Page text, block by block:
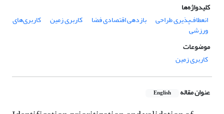
کلیدواژه‌ها
انعطاف‌پذیری طراحی
بازدهی اقتصادی فضا کاربری زمین کاربری‌های
ورزشی
موضوعات
کاربری زمین
عنوان مقاله English